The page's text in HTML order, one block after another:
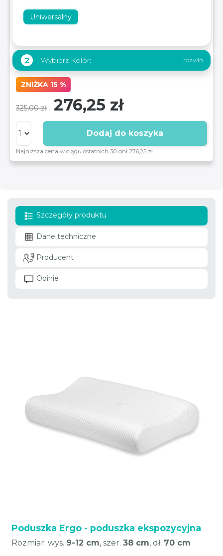
Uniwersalny
2 Wybierz Kolor:
ZNIŻKA 15 %
325,00 zł 276,25 zł
Dodaj do koszyka
Najniższa cena w ciągu ostatnich 30 dni 276,25 zł
Szczegóły produktu
Dane techniczne
Producent
Opinie
Poduszka Ergo - poduszka ekspozycyjna
Rozmiar: wys. 9-12 cm, szer. 38 cm, dł. 70 cm